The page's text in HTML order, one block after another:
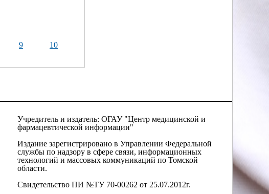
9
10
Учредитель и издатель: ОГАУ "Центр медицинской и
фармацевтической информации"
Издание зарегистрировано в Управлении Федеральной
службы по надзору в сфере связи, информационных
технологий и массовых коммуникаций по Томской
области.
Свидетельство ПИ №ТУ 70-00262 от 25.07.2012г.